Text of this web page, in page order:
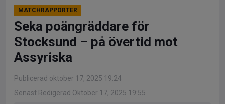
MATCHRAPPORTER
Seka poängräddare för
Stocksund – på övertid mot
Assyriska
Publicerad oktober 17, 2025 19:24
Senast Redigerad Oktober 17, 2025 19:55